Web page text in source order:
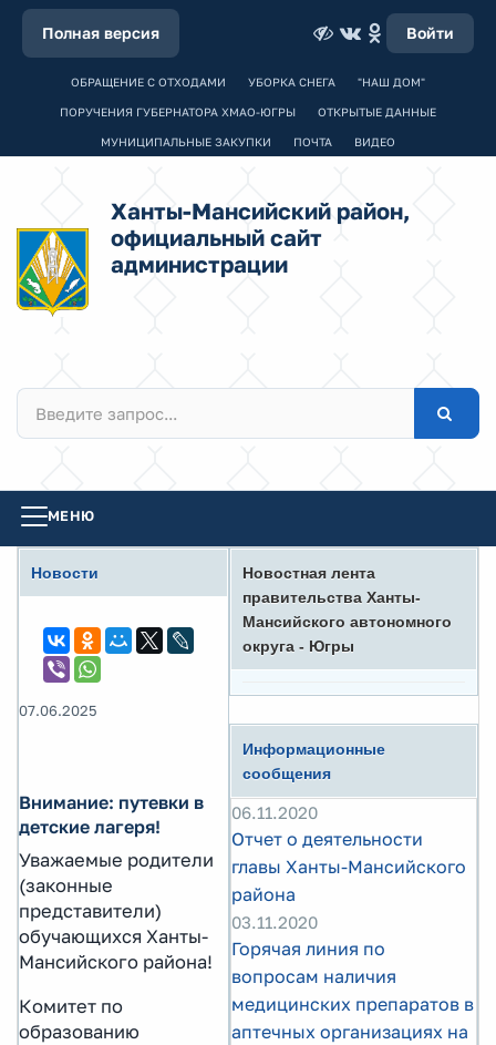
Полная версия Войти
ОБРАЩЕНИЕ С ОТХОДАМИ УБОРКА СНЕГА "НАШ ДОМ"
ПОРУЧЕНИЯ ГУБЕРНАТОРА ХМАО-ЮГРЫ ОТКРЫТЫЕ ДАННЫЕ
МУНИЦИПАЛЬНЫЕ ЗАКУПКИ ПОЧТА ВИДЕО
Ханты-Мансийский район,
официальный сайт
администрации
МЕНЮ
Новости
07.06.2025
Внимание: путевки в
детские лагеря!
Уважаемые родители
(законные
представители)
обучающихся Ханты-
Мансийского района!
Комитет по
образованию
Новостная лента
правительства Ханты-
Мансийского автономного
округа - Югры
Информационные
сообщения
06.11.2020
Отчет о деятельности
главы Ханты-Мансийского
района
03.11.2020
Горячая линия по
вопросам наличия
медицинских препаратов в
аптечных организациях на